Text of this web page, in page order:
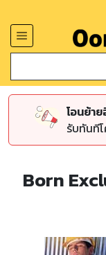
โอนย้า
รับทันที
Born